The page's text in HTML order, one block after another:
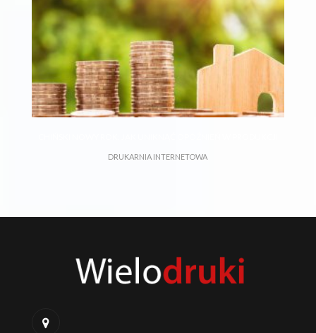
JAK KORZYSTAĆ Z ULOTEK REKLAMOWYCH, ABY
ULOTKI REKLAMOWEDRUKARNIA INTERNETOWA